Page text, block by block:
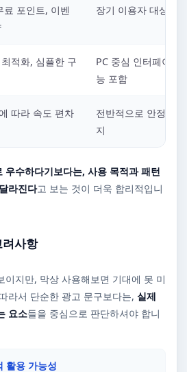
료 포인트, 이벤
장기 이용자 대상 혜
적화, 심플한 구
PC 중심 인터페이스,
능 포함
따라 속도 편차
전반적으로 안정적
지
우수하다기보다는, 사용 목적과 패턴
라진다고 보는 것이 더욱 합리적입니
려사항
이지만, 막상 사용해보면 기대에 못 미
라서 단순한 광고 문구보다는, 실제
요소들을 중심으로 판단하셔야 합니
활용 가능성